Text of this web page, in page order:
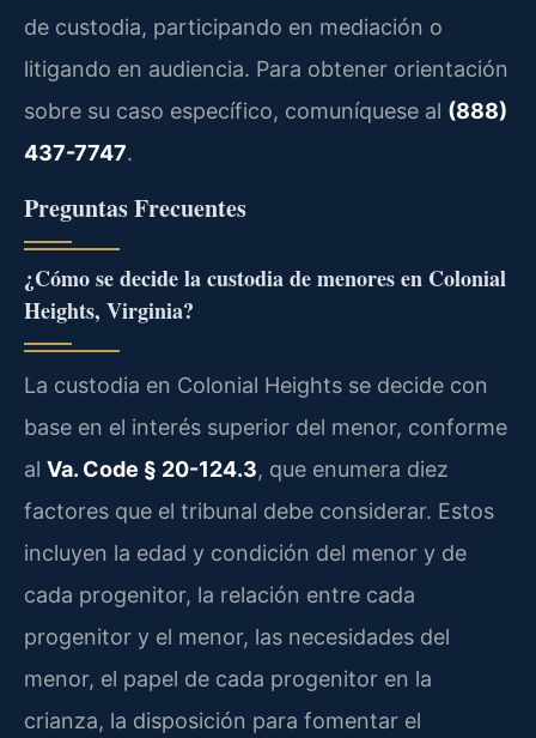
de custodia, participando en mediación o
litigando en audiencia. Para obtener orientación
sobre su caso específico, comuníquese al (888)
437-7747.
Preguntas Frecuentes
¿Cómo se decide la custodia de menores en Colonial
Heights, Virginia?
La custodia en Colonial Heights se decide con
base en el interés superior del menor, conforme
al Va. Code § 20-124.3, que enumera diez
factores que el tribunal debe considerar. Estos
incluyen la edad y condición del menor y de
cada progenitor, la relación entre cada
progenitor y el menor, las necesidades del
menor, el papel de cada progenitor en la
crianza, la disposición para fomentar el